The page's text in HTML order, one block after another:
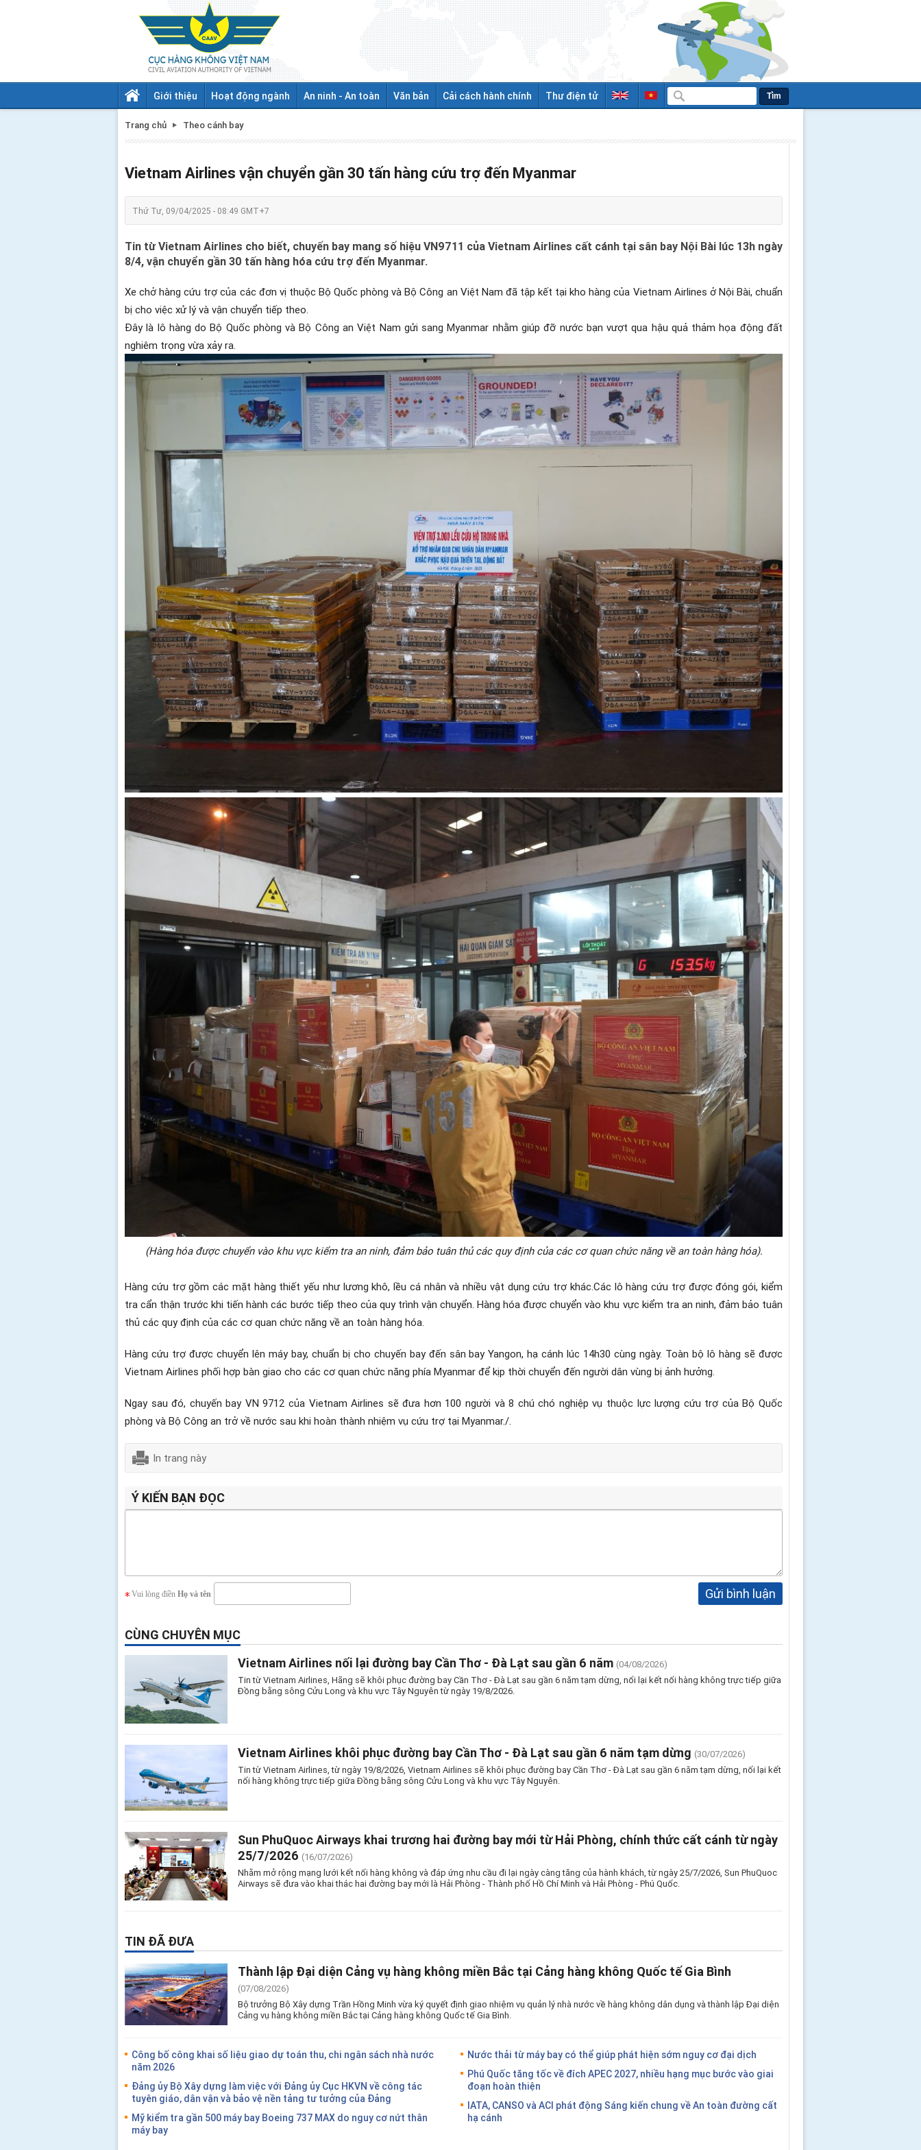
Giới thiệu Hoạt động ngành An ninh - An toàn Văn bản Cải cách hành chính Thư điện tử Tìm
Trang chủ Theo cánh bay
Vietnam Airlines vận chuyển gần 30 tấn hàng cứu trợ đến Myanmar
Thứ Tư, 09/04/2025 - 08:49 GMT+7
Tin từ Vietnam Airlines cho biết, chuyến bay mang số hiệu VN9711 của Vietnam Airlines cất cánh tại sân bay Nội Bài lúc 13h ngày
8/4, vận chuyển gần 30 tấn hàng hóa cứu trợ đến Myanmar.
Xe chở hàng cứu trợ của các đơn vị thuộc Bộ Quốc phòng và Bộ Công an Việt Nam đã tập kết tại kho hàng của Vietnam Airlines ở Nội Bài, chuẩn
bị cho việc xử lý và vận chuyển tiếp theo.
Đây là lô hàng do Bộ Quốc phòng và Bộ Công an Việt Nam gửi sang Myanmar nhằm giúp đỡ nước bạn vượt qua hậu quả thảm họa động đất
nghiêm trọng vừa xảy ra.
(Hàng hóa được chuyển vào khu vực kiểm tra an ninh, đảm bảo tuân thủ các quy định của các cơ quan chức năng về an toàn hàng hóa).
Hàng cứu trợ gồm các mặt hàng thiết yếu như lương khô, lều cá nhân và nhiều vật dụng cứu trợ khác.Các lô hàng cứu trợ được đóng gói, kiểm
tra cẩn thận trước khi tiến hành các bước tiếp theo của quy trình vận chuyển. Hàng hóa được chuyển vào khu vực kiểm tra an ninh, đảm bảo tuân
thủ các quy định của các cơ quan chức năng về an toàn hàng hóa.
Hàng cứu trợ được chuyển lên máy bay, chuẩn bị cho chuyến bay đến sân bay Yangon, hạ cánh lúc 14h30 cùng ngày. Toàn bộ lô hàng sẽ được
Vietnam Airlines phối hợp bàn giao cho các cơ quan chức năng phía Myanmar để kịp thời chuyển đến người dân vùng bị ảnh hưởng.
Ngay sau đó, chuyến bay VN 9712 của Vietnam Airlines sẽ đưa hơn 100 người và 8 chú chó nghiệp vụ thuộc lực lượng cứu trợ của Bộ Quốc
phòng và Bộ Công an trở về nước sau khi hoàn thành nhiệm vụ cứu trợ tại Myanmar./.
In trang này
Ý KIẾN BẠN ĐỌC
Vui lòng điền Họ và tên Gửi bình luận
CÙNG CHUYÊN MỤC
Vietnam Airlines nối lại đường bay Cần Thơ - Đà Lạt sau gần 6 năm (04/08/2026)
Tin từ Vietnam Airlines, Hãng sẽ khôi phục đường bay Cần Thơ - Đà Lạt sau gần 6 năm tạm dừng, nối lại kết nối hàng không trực tiếp giữa
Đồng bằng sông Cửu Long và khu vực Tây Nguyên từ ngày 19/8/2026.
Vietnam Airlines khôi phục đường bay Cần Thơ - Đà Lạt sau gần 6 năm tạm dừng (30/07/2026)
Tin từ Vietnam Airlines, từ ngày 19/8/2026, Vietnam Airlines sẽ khôi phục đường bay Cần Thơ - Đà Lạt sau gần 6 năm tạm dừng, nối lại kết
nối hàng không trực tiếp giữa Đồng bằng sông Cửu Long và khu vực Tây Nguyên.
Sun PhuQuoc Airways khai trương hai đường bay mới từ Hải Phòng, chính thức cất cánh từ ngày
25/7/2026 (16/07/2026)
Nhằm mở rộng mạng lưới kết nối hàng không và đáp ứng nhu cầu đi lại ngày càng tăng của hành khách, từ ngày 25/7/2026, Sun PhuQuoc
Airways sẽ đưa vào khai thác hai đường bay mới là Hải Phòng - Thành phố Hồ Chí Minh và Hải Phòng - Phú Quốc.
TIN ĐÃ ĐƯA
Thành lập Đại diện Cảng vụ hàng không miền Bắc tại Cảng hàng không Quốc tế Gia Bình
(07/08/2026)
Bộ trưởng Bộ Xây dựng Trần Hồng Minh vừa ký quyết định giao nhiệm vụ quản lý nhà nước về hàng không dân dụng và thành lập Đại diện
Cảng vụ hàng không miền Bắc tại Cảng hàng không Quốc tế Gia Bình.
Công bố công khai số liệu giao dự toán thu, chi ngân sách nhà nước
năm 2026
Đảng ủy Bộ Xây dựng làm việc với Đảng ủy Cục HKVN về công tác
tuyên giáo, dân vận và bảo vệ nền tảng tư tưởng của Đảng
Mỹ kiểm tra gần 500 máy bay Boeing 737 MAX do nguy cơ nứt thân
máy bay
Nước thải từ máy bay có thể giúp phát hiện sớm nguy cơ đại dịch
Phú Quốc tăng tốc về đích APEC 2027, nhiều hạng mục bước vào giai
đoạn hoàn thiện
IATA, CANSO và ACI phát động Sáng kiến chung về An toàn đường cất
hạ cánh